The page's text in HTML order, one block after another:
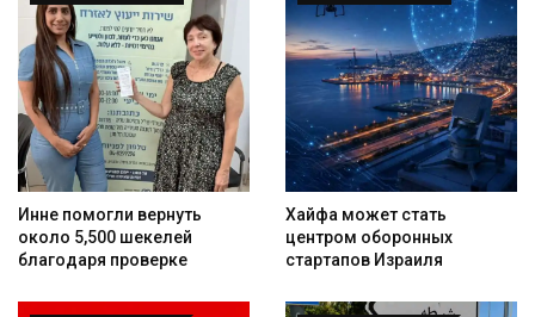
Инне помогли вернуть
около 5,500 шекелей
благодаря проверке
Хайфа может стать
центром оборонных
стартапов Израиля